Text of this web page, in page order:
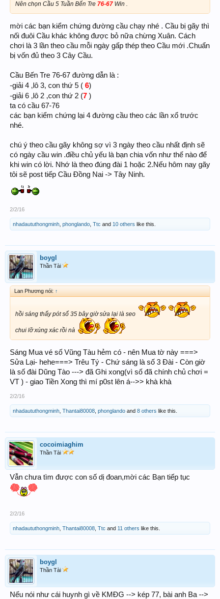
Nên chọn Cầu 5 Tuần Bến Tre 76-67 Win .
mời các bạn kiểm chứng đường cầu chạy nhé . Cầu bị gãy thì
nối đuôi Cầu khác không được bỏ nữa chừng Xuân. Cách
chơi là 3 lần theo cầu mỗi ngày gấp thép theo Cầu mới .Chuẩn
bị vốn đủ theo 3 Cây Cầu.
Cầu Bến Tre 76-67 đường dẫn là :
-giải 4 ,lô 3, con thứ 5 ( 6)
-giải 6 ,lô 2 ,con thứ 2 (7 )
ta có cầu 67-76
các bạn kiểm chứng lại 4 đường cầu theo các lần xổ trước
nhé.
chú ý theo cầu gãy không sợ vì 3 ngày theo cầu nhất định sẽ
có ngày cầu win .điều chủ yếu là bạn chia vốn như thế nào để
khi win có lời. Nhớ là theo đúng đài 1 hoặc 2.Nếu hôm nay gãy
tôi sẽ post tiếp Cầu Đồng Nai -> Tây Ninh.
2/2/16
nhadaututhongminh phonglando Ttc and 10 others like this.
boygl
Thần Tài
Lan Phương nói: ↑
hồi sáng thấy pót số 35 bây giờ sửa lại là seo
chui lỡ xúng xác rồi nà
Sáng Mua vé số Vũng Tàu hẻm có - nên Mua tờ này ===>
Sửa Lại- hehe===> Trêu Tý - Chứ sáng là số 3 Đài - Còn giờ
là số đài Dũng Tào ---> đã Ghi xong(vì số đã chính chủ chơi =
VT ) - giao Tiền Xong thì mí p0st lên á-->> khà khà
2/2/16
nhadaututhongminh Thantai80008 phonglando and 8 others like this.
cocoimiaghim
Thần Tài
Vẫn chưa tìm được con số dị đoan,mời các Bạn tiếp tục
2/2/16
nhadaututhongminh Thantai80008 Ttc and 11 others like this.
boygl
Thần Tài
Nếu nói như cái huynh gì về KMĐG --> kép 77, bài anh Ba -->